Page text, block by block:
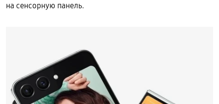
на сенсорную панель.